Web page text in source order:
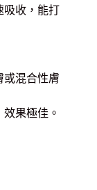
吸收，能打
或混合性膚
果極佳。